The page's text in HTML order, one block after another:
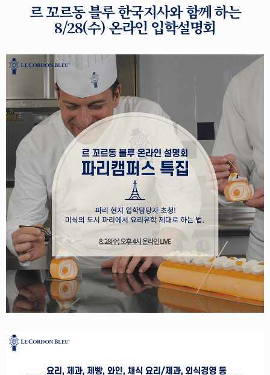
르 꼬르동 블루 한국지사와 함께 하는
8/28(수) 온라인 입학설명회